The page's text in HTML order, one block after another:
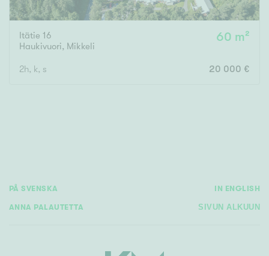
Asuinpinta-ala Kokonaispinta-ala
Itätie 16
Haukivuori, Mikkeli
60 m²
2h, k, s 20 000 €
PÅ SVENSKA IN ENGLISH
ANNA PALAUTETTA SIVUN ALKUUN